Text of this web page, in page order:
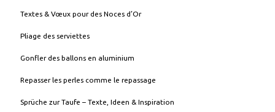
Textes & Vœux pour des Noces d’Or
Pliage des serviettes
Gonfler des ballons en aluminium
Repasser les perles comme le repassage
Sprüche zur Taufe – Texte, Ideen & Inspiration